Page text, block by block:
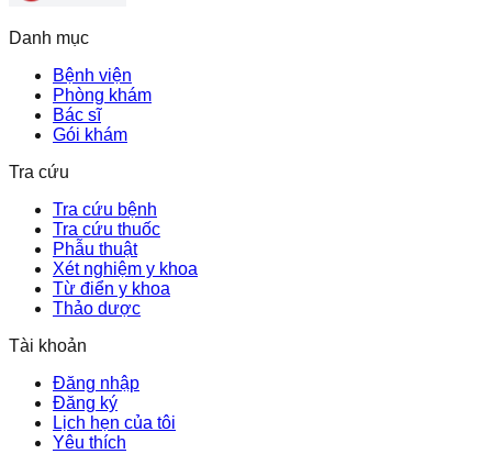
Danh mục
Bệnh viện
Phòng khám
Bác sĩ
Gói khám
Tra cứu
Tra cứu bệnh
Tra cứu thuốc
Phẫu thuật
Xét nghiệm y khoa
Từ điển y khoa
Thảo dược
Tài khoản
Đăng nhập
Đăng ký
Lịch hẹn của tôi
Yêu thích